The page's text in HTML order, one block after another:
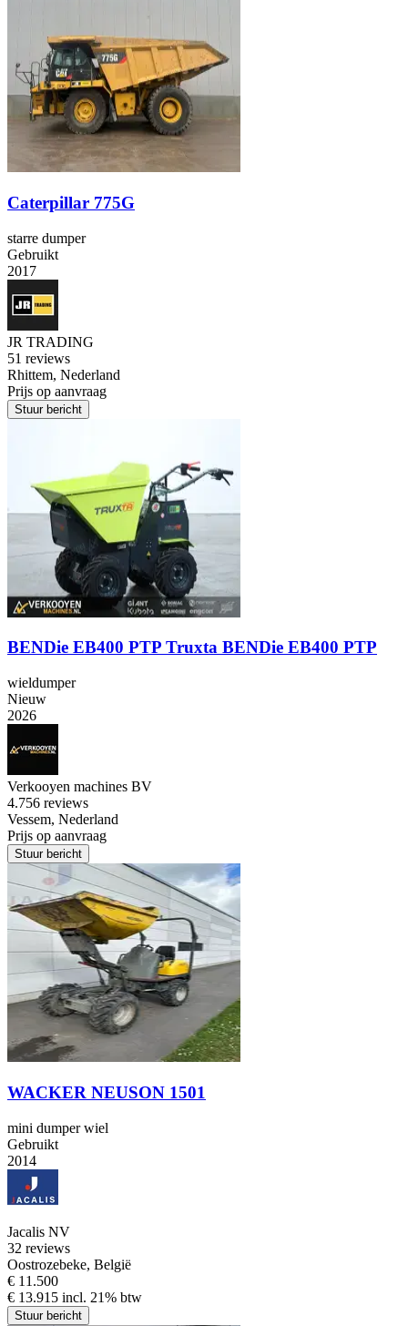
Caterpillar 775G
starre dumper
Gebruikt
2017
JR TRADING
51 reviews
Rhittem, Nederland
Prijs op aanvraag
Stuur bericht
BENDie EB400 PTP Truxta BENDie EB400 PTP
wieldumper
Nieuw
2026
Verkooyen machines BV
4.756 reviews
Vessem, Nederland
Prijs op aanvraag
Stuur bericht
WACKER NEUSON 1501
mini dumper wiel
Gebruikt
2014
Jacalis NV
32 reviews
Oostrozebeke, België
€ 11.500
€ 13.915 incl. 21% btw
Stuur bericht